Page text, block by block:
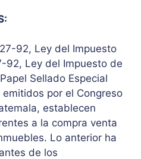
92, Ley del Impuesto
92, Ley del Impuesto de
Sellado Especial
por el Congreso
establecen
a la compra venta
Lo anterior ha
de los